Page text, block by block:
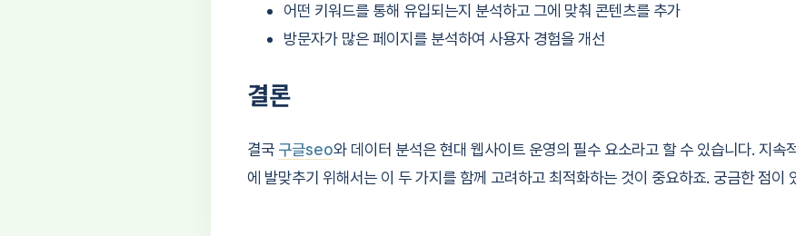
어떤 키워드를 통해 유입되는지 분석하고 그에 맞춰 콘텐츠를 추가
방문자가 많은 페이지를 분석하여 사용자 경험을 개선
결론
결국 구글seo와 데이터 분석은 현대 웹사이트 운영의 필수 요소라고 할 수 있습니다. 지속
에 발맞추기 위해서는 이 두 가지를 함께 고려하고 최적화하는 것이 중요하죠. 궁금한 점이